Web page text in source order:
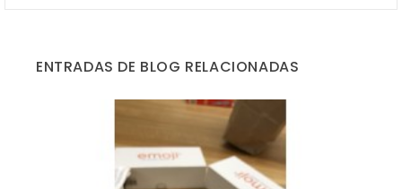
ENTRADAS DE BLOG RELACIONADAS